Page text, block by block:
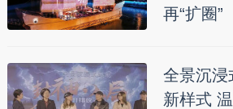
再“扩圈”
全景沉浸
新样式